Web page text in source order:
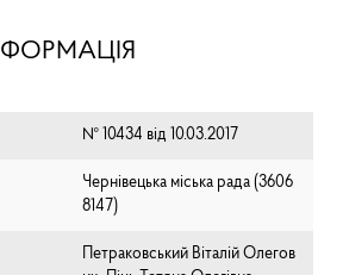
№ 10434 від 10.03.2017
Чернівецька міська рада (⁨3606
8147⁩)
Петраковський Віталій Олегов